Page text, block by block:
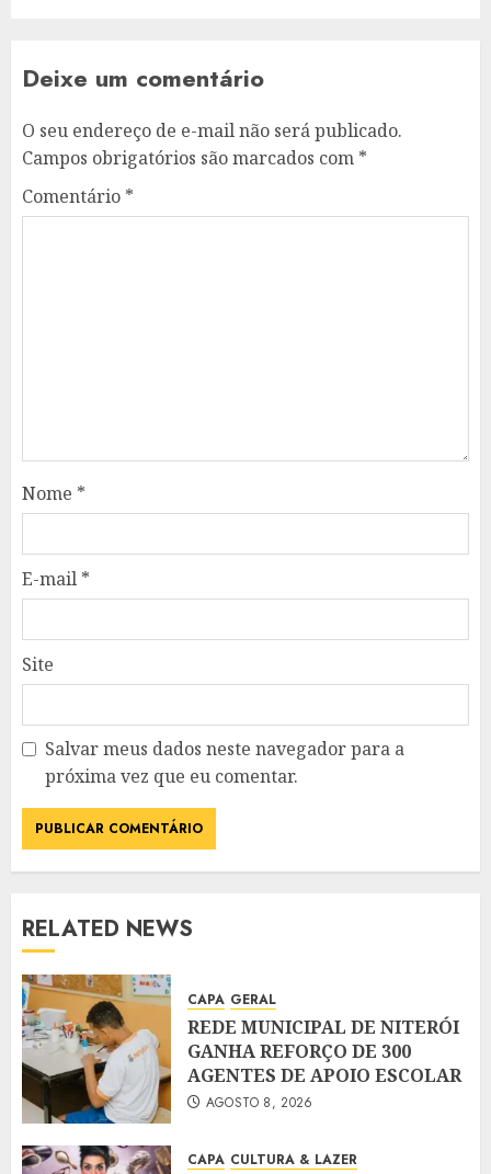
Deixe um comentário
O seu endereço de e-mail não será publicado.
Campos obrigatórios são marcados com *
Comentário *
Nome *
E-mail *
Site
Salvar meus dados neste navegador para a
próxima vez que eu comentar.
RELATED NEWS
CAPA GERAL
REDE MUNICIPAL DE NITERÓI
GANHA REFORÇO DE 300
AGENTES DE APOIO ESCOLAR
AGOSTO 8, 2026
CAPA CULTURA & LAZER